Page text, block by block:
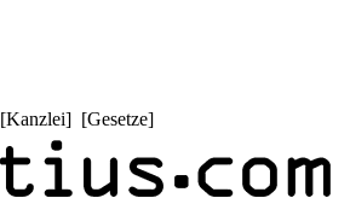
[Kanzlei] [Gesetze]